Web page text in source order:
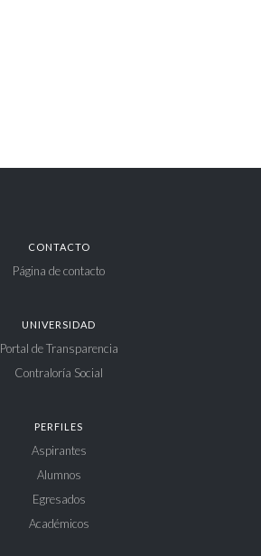
CONTACTO
Página de contacto
UNIVERSIDAD
Portal de Transparencia
Contraloría Social
PERFILES
Aspirantes
Alumnos
Egresados
Académicos